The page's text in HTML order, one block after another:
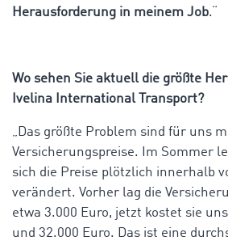
Herausforderung in meinem Job.“
Wo sehen Sie aktuell die größte
Ivelina International Transport?
„Das größte Problem sind für uns
Versicherungspreise. Im Sommer
sich die Preise plötzlich innerhalb
verändert. Vorher lag die
etwa 3.000 Euro, jetzt kostet sie
und 32.000 Euro. Das ist eine